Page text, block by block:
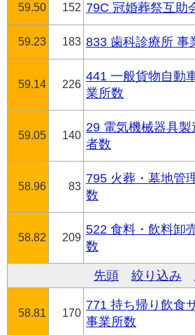
59.50 152 79C 冠婚葬祭互助
59.23 183 833 歯科診療所 事
59.14 226
441 一般貨物自動
業所数
59.05 140
29 電気機械器具製
者数
58.96 83
795 火葬・墓地管
数
58.82 209
522 食料・飲料卸
数
先頭 絞り込み
58.81 170
771 持ち帰り飲食
事業所数